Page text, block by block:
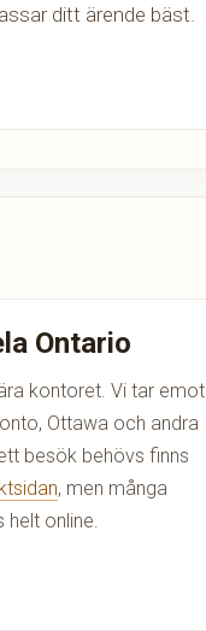
ditt ärende bäst.
Ontario
kontoret. Vi tar emot
Ottawa och andra
besök behövs finns
, men många
helt online.